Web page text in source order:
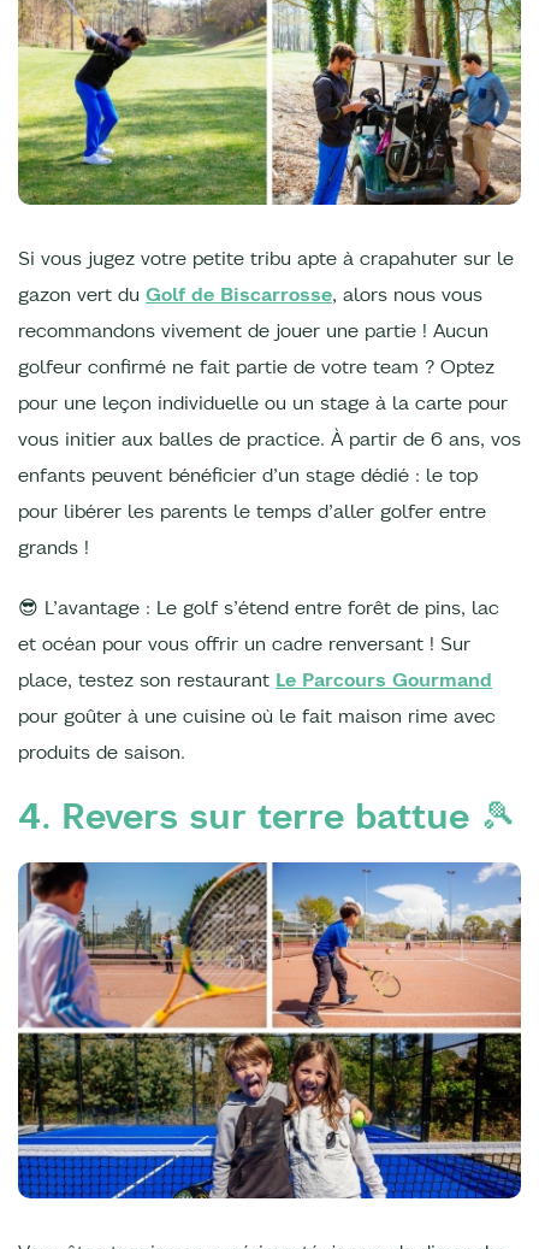
Si vous jugez votre petite tribu apte à crapahuter sur le
gazon vert du Golf de Biscarrosse, alors nous vous
recommandons vivement de jouer une partie ! Aucun
golfeur confirmé ne fait partie de votre team ? Optez
pour une leçon individuelle ou un stage à la carte pour
vous initier aux balles de practice. À partir de 6 ans, vos
enfants peuvent bénéficier d’un stage dédié : le top
pour libérer les parents le temps d’aller golfer entre
grands !
😎 L’avantage : Le golf s’étend entre forêt de pins, lac
et océan pour vous offrir un cadre renversant ! Sur
place, testez son restaurant Le Parcours Gourmand
pour goûter à une cuisine où le fait maison rime avec
produits de saison.
4. Revers sur terre battue 🎾